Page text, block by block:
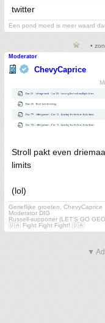
twitter
Een pond moed is meer waard
•
Moderator
ChevyCaprice
Stroll pakt even
limits
(lol)
Gerieflijke groeten, ChevyCaprice
Moderator DIG
Russell-supporter (LET'S GO
🇺🇦 Fight Fight Fight! 🇺🇦
▼